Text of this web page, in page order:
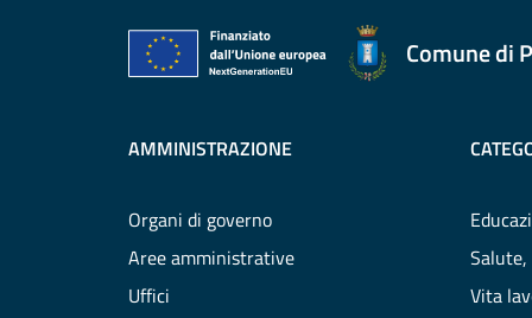
Comune di
AMMINISTRAZIONE
Organi di governo
Aree amministrative
Uffici
Salute,
Vita